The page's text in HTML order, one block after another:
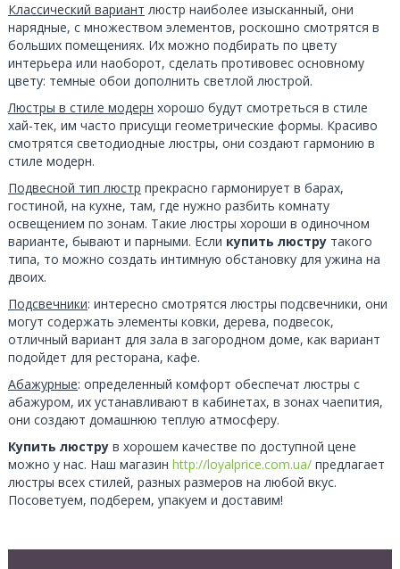
Классический вариант люстр наиболее изысканный, они
нарядные, с множеством элементов, роскошно смотрятся в
больших помещениях. Их можно подбирать по цвету
интерьера или наоборот, сделать противовес основному
цвету: темные обои дополнить светлой люстрой.
Люстры в стиле модерн хорошо будут смотреться в стиле
хай-тек, им часто присущи геометрические формы. Красиво
смотрятся светодиодные люстры, они создают гармонию в
стиле модерн.
Подвесной тип люстр прекрасно гармонирует в барах,
гостиной, на кухне, там, где нужно разбить комнату
освещением по зонам. Такие люстры хороши в одиночном
варианте, бывают и парными. Если купить люстру такого
типа, то можно создать интимную обстановку для ужина на
двоих.
Подсвечники: интересно смотрятся люстры подсвечники, они
могут содержать элементы ковки, дерева, подвесок,
отличный вариант для зала в загородном доме, как вариант
подойдет для ресторана, кафе.
Абажурные: определенный комфорт обеспечат люстры с
абажуром, их устанавливают в кабинетах, в зонах чаепития,
они создают домашнюю теплую атмосферу.
Купить люстру в хорошем качестве по доступной цене
можно у нас. Наш магазин http://loyalprice.com.ua/ предлагает
люстры всех стилей, разных размеров на любой вкус.
Посоветуем, подберем, упакуем и доставим!